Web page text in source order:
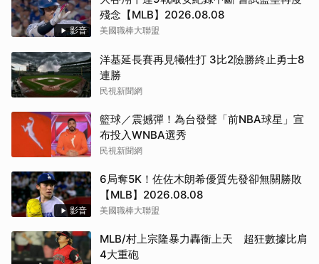
影音
殘念【MLB】2026.08.08
美國職棒大聯盟
洋基延長賽再見犧牲打 3比2險勝終止勇士8
連勝
民視新聞網
籃球／震撼彈！為台發聲「前NBA球星」宣
布投入WNBA選秀
民視新聞網
影音
6局奪5K！佐佐木朗希優質先發卻無關勝敗
【MLB】2026.08.08
美國職棒大聯盟
MLB/村上宗隆暴力轟衝上天 超狂數據比肩
4大重砲